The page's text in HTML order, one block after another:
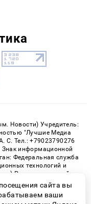
Новости) Учредитель:
"Лучшие Медиа
С. Тел.: +79023790276
Знак информационной
Федеральная служба
технологий и
Регистрационный
02.06.2021сайта вы
ваши